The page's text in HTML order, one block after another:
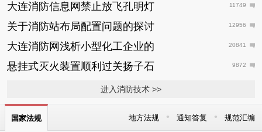
大连消防信息网禁止放飞孔明灯 11749
关于消防站布局配置问题的探讨 12956
大连消防网浅析小型化工企业的 20841
悬挂式灭火装置顺利过关扬子石 9872
进入消防技术 >>
国家法规 地方法规 • 通知答复 • 规范汇编